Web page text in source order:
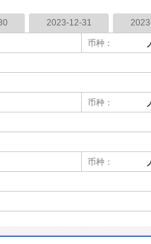
2023-12-31
币种：
币种：
币种：